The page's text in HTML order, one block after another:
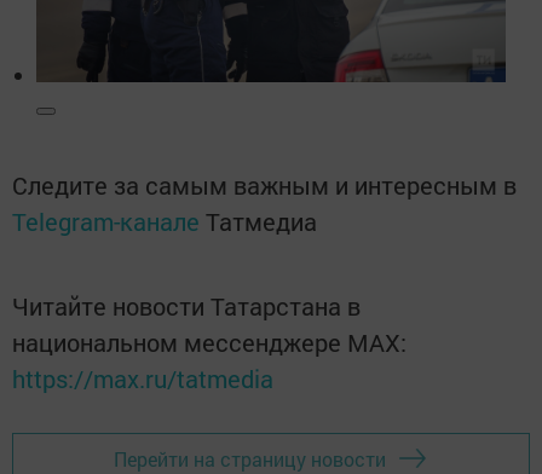
Следите за самым важным и интересным в
Telegram-канале Татмедиа
Читайте новости Татарстана в
национальном мессенджере MАХ:
https://max.ru/tatmedia
Перейти на страницу новости